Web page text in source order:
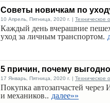
Советы новичкам по
10 Апрель, Пятница, 2020 г. | Техническое
Каждый день вчерашние
уход за личным транспортом.
5 причин, почему
17 Январь, Пятница, 2020 г. | Техническое
Покупка автозапчастей через
и механиков.. далее»»